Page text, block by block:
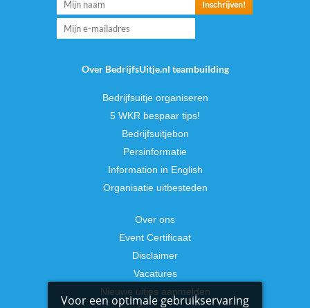
Over BedrijfsUitje.nl teambuilding
Bedrijfsuitje organiseren
5 WKR bespaar tips!
Bedrijfsuitjebon
Persinformatie
Information in English
Organisatie uitbesteden
Over ons
Event Certificaat
Disclaimer
Vacatures
Nieuwe uitjes aanmelden
Voor een optimale gebruikservaring